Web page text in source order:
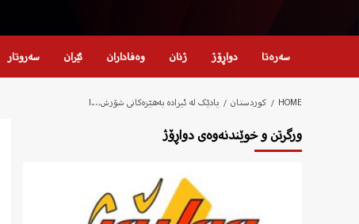
سەرەتا دواڕۆژ ژنان وەفاداران ئێران سەروتار
HOME کوردستان یادێک لە ئیرادە بەهێزەکانی شۆرش….!
ورگرتن و خوێندنەوەی دواڕۆژ